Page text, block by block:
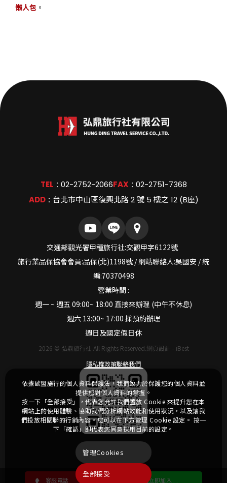
懶人包 。
TEL ： 02-2752-2066FAX ： 02-2751-7368
ADD： 台北市中山區復興北路 2 號 5 樓之 12 (B座)
交通部觀光署甲種旅行社:交觀甲字6122號
旅行業品保協會會員:品保(北)1198號 / 網站聯絡人:吳國安 / 統
編:70370498
營業時間 :
週一 ~ 週五 09:00~ 18:00 直接來辦理 (中午不休息)
週六 13:00~ 17:00 採預約辦理
週日及國定假日休
2026 © 弘鼎旅行社 All Rights Reserved.網頁設計 - iBest
隱私權政策聯絡我們
客服電話 立即加入
依據歐盟施行的個人資料保護法，我們致力於保護您的個人資料並
提供您對個人資料的掌握。
按一下「全部接受」，代表您允許我們置放 Cookie 來提升您在本
網站上的使用體驗、協助我們分析網站效能和使用狀況，以及讓我
們投放相關聯的行銷內容。您可以在下方管理 Cookie 設定。 按一
下「確認」即代表您同意採用目前的設定。
管理Cookies
全部接受